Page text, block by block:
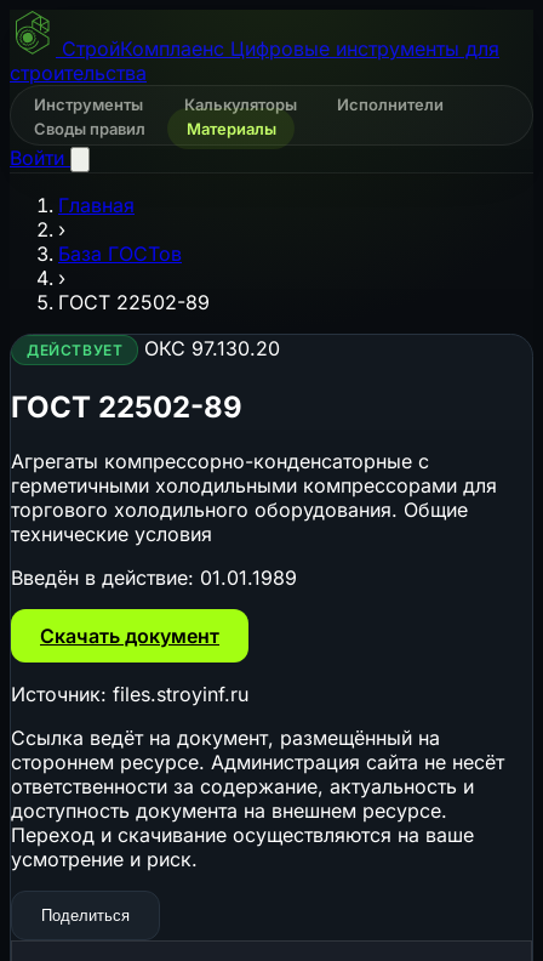
СтройКомплаенс Цифровые инструменты для
строительства
Инструменты Калькуляторы
Исполнители
Своды правил
Материалы
Войти
Главная
›
База ГОСТов
›
ГОСТ 22502-89
ДЕЙСТВУЕТ ОКС 97.130.20
ГОСТ 22502-89
Агрегаты компрессорно-конденсаторные с
герметичными холодильными компрессорами для
торгового холодильного оборудования. Общие
технические условия
Введён в действие: 01.01.1989
Скачать документ
Источник: files.stroyinf.ru
Ссылка ведёт на документ, размещённый на
стороннем ресурсе. Администрация сайта не несёт
ответственности за содержание, актуальность и
доступность документа на внешнем ресурсе.
Переход и скачивание осуществляются на ваше
усмотрение и риск.
Поделиться